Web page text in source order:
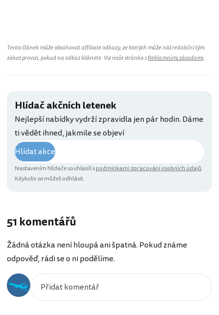
Tento článek může obsahovat affiliate odkazy, ze kterých může náš redakční tým
získat provizi, pokud na odkaz kliknete. Viz naše stránka sReklamními zásadami.
Hlídač akčních letenek
Nejlepší nabídky vydrží zpravidla jen pár hodin. Dáme
ti vědět ihned, jakmile se objeví
Hlídat akce
Nastavením hlídače souhlasíš spodmínkami zpracování osobních údajů.
Kdykoliv se můžeš odhlásit.
51 komentářů
Žádná otázka není hloupá ani špatná. Pokud známe
odpověď, rádi se o ni podělíme.